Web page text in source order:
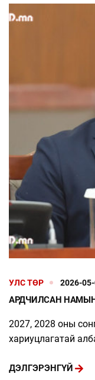
УЛС ТӨР 2026-
АРДЧИЛСАН НАМЫН
2027, 2028 оны
хариуцлагатай
ДЭЛГЭРЭНГҮЙ